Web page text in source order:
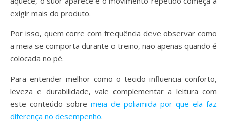
exigir mais do produto.
Por isso, quem corre com frequência deve observar como
a meia se comporta durante o treino, não apenas quando é
colocada no pé.
Para entender melhor como o tecido influencia conforto,
leveza e durabilidade, vale complementar a leitura com
este conteúdo sobre meia de poliamida por que ela faz
diferença no desempenho.